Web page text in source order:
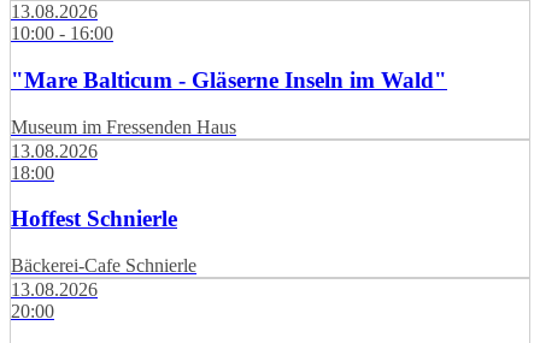
13.08.2026
10:00 - 16:00
"Mare Balticum - Gläserne Inseln im Wald"
Museum im Fressenden Haus
13.08.2026
18:00
Hoffest Schnierle
Bäckerei-Cafe Schnierle
13.08.2026
20:00